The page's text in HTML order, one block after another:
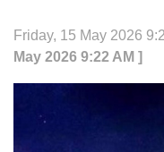
Friday, 15 May 2026
May 2026 9:22 AM ]